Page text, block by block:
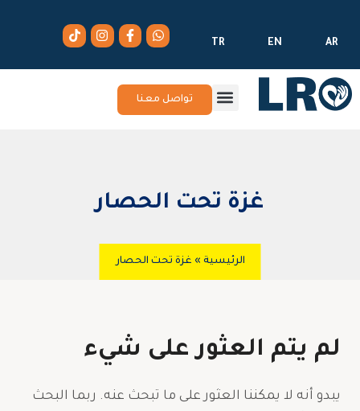
AR
EN
TR
تواصل معنا
غزة تحت الحصار
الرئيسية » غزة تحت الحصار
لم يتم العثور على شيء
يبدو أنه لا يمكننا العثور على ما تبحث عنه. ربما البحث